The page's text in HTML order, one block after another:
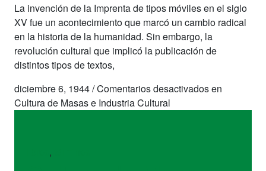
La invención de la Imprenta de tipos móviles en el siglo
XV fue un acontecimiento que marcó un cambio radical
en la historia de la humanidad. Sin embargo, la
revolución cultural que implicó la publicación de
distintos tipos de textos,
diciembre 6, 1944/Comentarios desactivadosen
Cultura de Masas e Industria Cultural
,